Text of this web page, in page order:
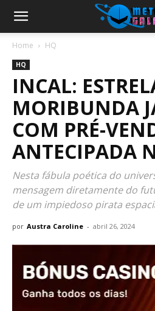
Home HQ
HQ
INCAL:
MORIBUNDA
COM PRÉ-
ANTECIPADA
Nesta fábula poética do
mensagem diretamente do
de um impiedoso pirata
por Austra Caroline - abril 26, 2024